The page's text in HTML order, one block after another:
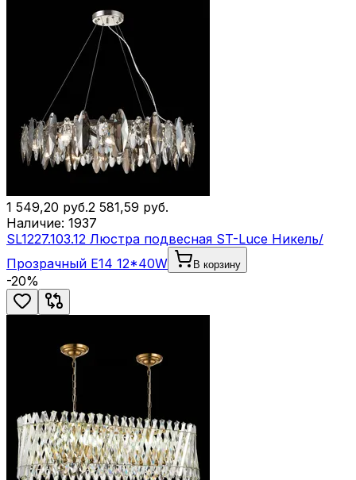
1 549,20 руб.2 581,59 руб.
Наличие: 1937
SL1227.103.12 Люстра подвесная ST-Luce Никель/
Прозрачный E14 12*40W
В корзину
-20%